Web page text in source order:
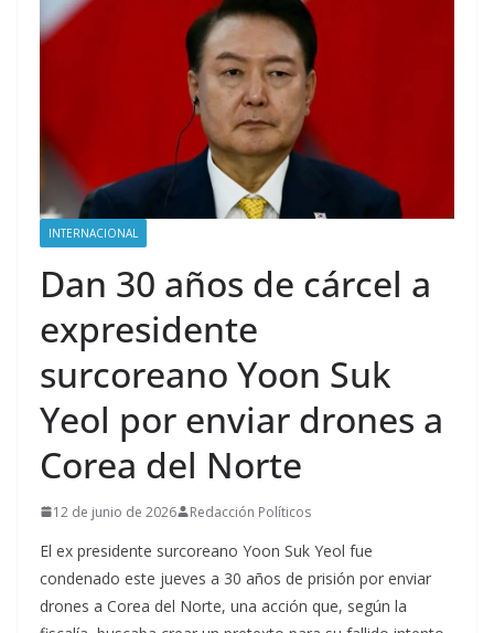
INTERNACIONAL
Dan 30 años de cárcel a
expresidente
surcoreano Yoon Suk
Yeol por enviar drones a
Corea del Norte
12 de junio de 2026 Redacción Políticos
El ex presidente surcoreano Yoon Suk Yeol fue
condenado este jueves a 30 años de prisión por enviar
drones a Corea del Norte, una acción que, según la